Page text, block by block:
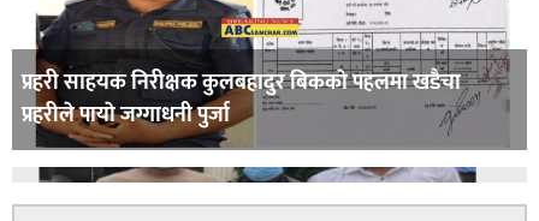
प्रहरी साहयक निरीक्षक कुलबहादुर बिककाे पहलमा खडैचा
प्रहरीले पायाे जग्गाधनी पुर्जा